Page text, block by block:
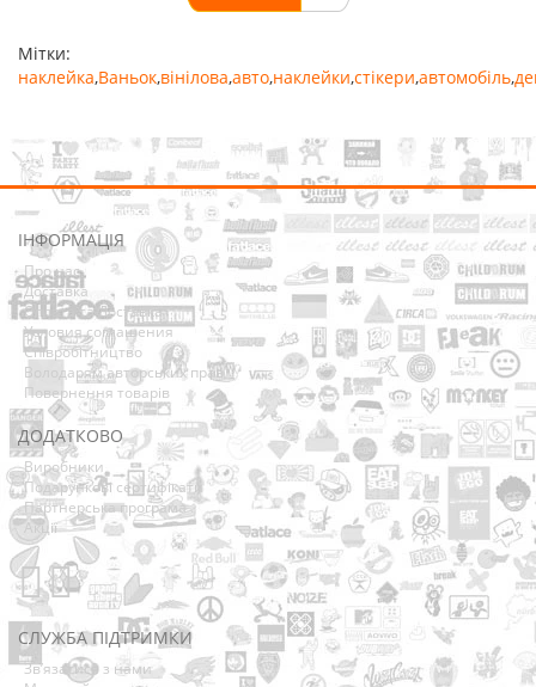
Мітки:
наклейка,Ваньок,вінілова,авто,наклейки,стікери,автомобіль,
ІНФОРМАЦІЯ
Про нас
Доставка
Оплата та Доставка
Условия соглашения
Співробітництво
Володарям авторських прав
Повернення товарів
ДОДАТКОВО
Виробники
Подарункові сертифікати
Партнерська програма
Акції
СЛУЖБА ПІДТРИМКИ
Зв’язатися з нами